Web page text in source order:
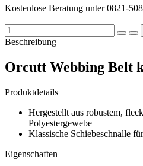
Kostenlose Beratung unter 0821-
Beschreibung
Orcutt Webbing Belt
Produktdetails
Hergestellt aus robustem,
Polyestergewebe
Klassische Schiebeschnalle
Eigenschaften